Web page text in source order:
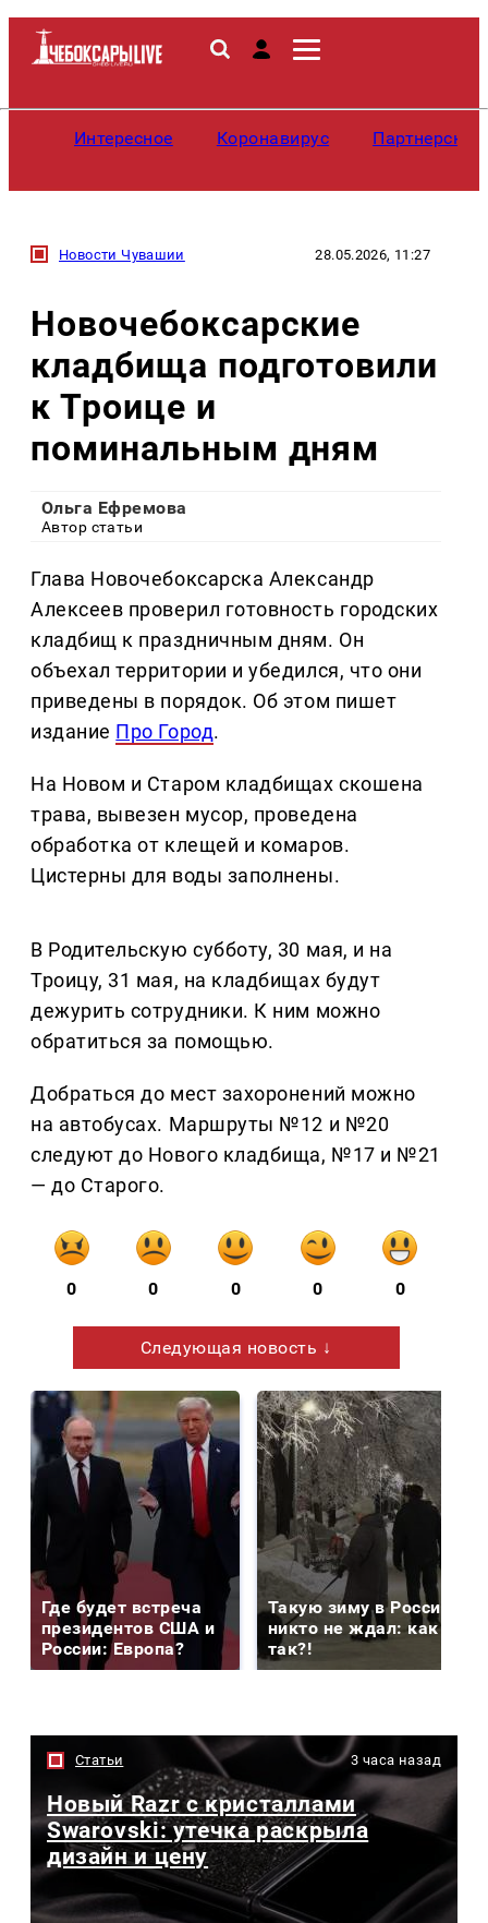
Интересное Коронавирус
Новости Чувашии 28.05.2026, 11:27
Новочебоксарские
кладбища подготовили
к Троице и
поминальным дням
Ольга Ефремова
Автор статьи
Глава Новочебоксарска Александр
Алексеев проверил готовность городских
кладбищ к праздничным дням. Он
объехал территории и убедился, что они
приведены в порядок. Об этом пишет
издание Про Город.
На Новом и Старом кладбищах скошена
трава, вывезен мусор, проведена
обработка от клещей и комаров.
Цистерны для воды заполнены.
В Родительскую субботу, 30 мая, и на
Троицу, 31 мая, на кладбищах будут
дежурить сотрудники. К ним можно
обратиться за помощью.
Добраться до мест захоронений можно
на автобусах. Маршруты №12 и №20
следуют до Нового кладбища, №17 и №21
— до Старого.
0 0 0 0 0
Следующая новость ↓
Где будет встреча
президентов США и
России: Европа?
Такую зиму в России
никто не ждал: как
так?!
Статьи 3 часа назад
Новый Razr с кристаллами
Swarovski: утечка раскрыла
дизайн и цену